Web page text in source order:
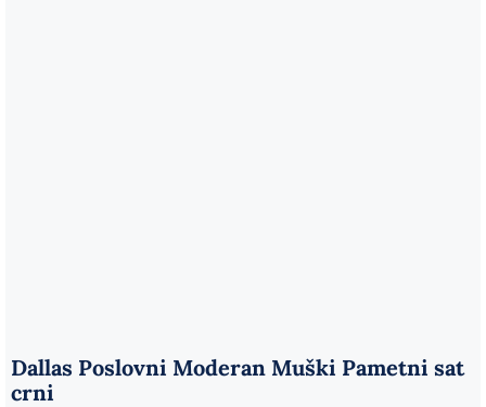
Dallas Poslovni Moderan Muški Pametni sat
crni